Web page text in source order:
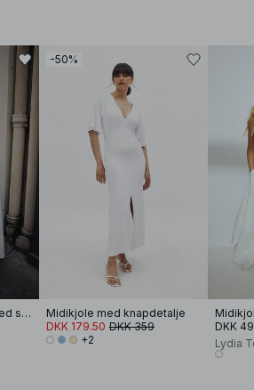
Kortærmet maxikjole med smock
-50%
Midikjole med knapdetalje
DKK 179.50 DKK 359
+2
DKK
Lydia